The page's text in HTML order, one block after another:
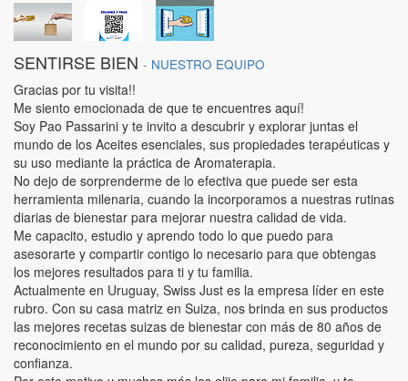
SENTIRSE BIEN - NUESTRO EQUIPO
Gracias por tu visita!!
Me siento emocionada de que te encuentres aquí!
Soy Pao Passarini y te invito a descubrir y explorar juntas el
mundo de los Aceites esenciales, sus propiedades terapéuticas y
su uso mediante la práctica de Aromaterapia.
No dejo de sorprenderme de lo efectiva que puede ser esta
herramienta milenaria, cuando la incorporamos a nuestras rutinas
diarias de bienestar para mejorar nuestra calidad de vida.
Me capacito, estudio y aprendo todo lo que puedo para
asesorarte y compartir contigo lo necesario para que obtengas
los mejores resultados para ti y tu familia.
Actualmente en Uruguay, Swiss Just es la empresa líder en este
rubro. Con su casa matriz en Suiza, nos brinda en sus productos
las mejores recetas suizas de bienestar con más de 80 años de
reconocimiento en el mundo por su calidad, pureza, seguridad y
confianza.